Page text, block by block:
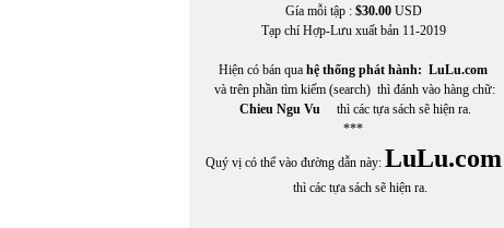
Gía mỗi tập : $30.00USD
Tạp chí Hợp-Lưu xuất bản 11-2019
Hiện có bán qua hệ thống phát hành: LuLu.com
và trên phần tìm kiếm (search) thì đánh vào hàng chữ:
Chieu Ngu Vu thì các tựa sách sẽ hiện ra.
***
Quý vị có thể vào đường dẫn này: LuLu.com
thì các tựa sách sẽ hiện ra.